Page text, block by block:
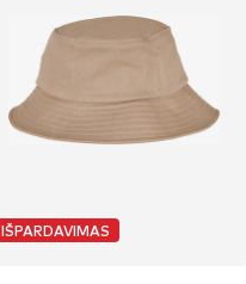
IŠPARDAVIMAS